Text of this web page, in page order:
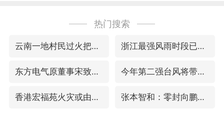
热门搜索
云南一地村民过火把节意外灼伤16人 浙江最强风雨时段已锁定
东方电气原董事宋致远被查 今年第二强台风将带来多大影响
香港宏福苑火灾或由烟头引起 张本智和：零封向鹏不意外